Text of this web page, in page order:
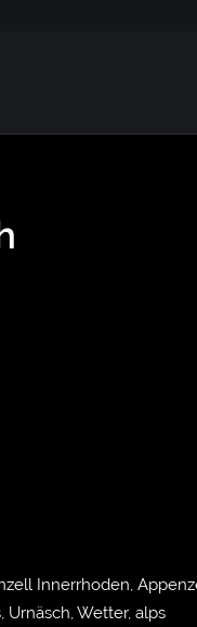
Innerrhoden,
Urnäsch, Wetter, alps